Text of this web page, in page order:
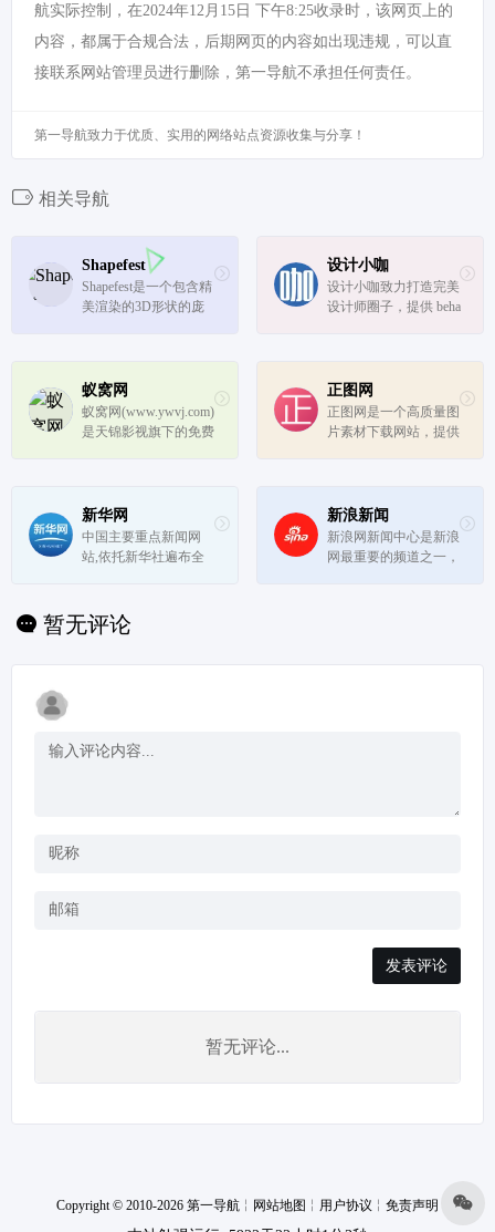
航实际控制，在2024年12月15日 下午8:25收录时，该网页上的
内容，都属于合规合法，后期网页的内容如出现违规，可以直
接联系网站管理员进行删除，第一导航不承担任何责任。
第一导航致力于优质、实用的网络站点资源收集与分享！
相关导航
Shapefest
Shapefest是一个包含精
美渲染的3D形状的庞
设计小咖
设计小咖致力打造完美
设计师圈子，提供 beha
h, PPT模板, PS笔刷, 英
文字体, wordpress主
题, 水彩画等资源，
蚁窝网
蚁窝网(www.ywvj.com)
是天锦影视旗下的免费
拍视频,动态背景,酒吧
VJ,设计素材,以及舞台
特效,开场视频,晚会演
正图网
正图网是一个高质量图
片素材下载网站，提供
化墙、PPT模板、word
文档、样机素材、免扣
元素等素材类型，致力
新华网
中国主要重点新闻网
站,依托新华社遍布全
地区,地方频道分布全
国31个省市自治区,每
新浪新闻
新浪网新闻中心是新浪
网最重要的频道之一，
暂无评论
发表评论
暂无评论...
Copyright © 2010-2026 第一导航 ╎ 网站地图 ╎ 用户协议 ╎ 免责声明